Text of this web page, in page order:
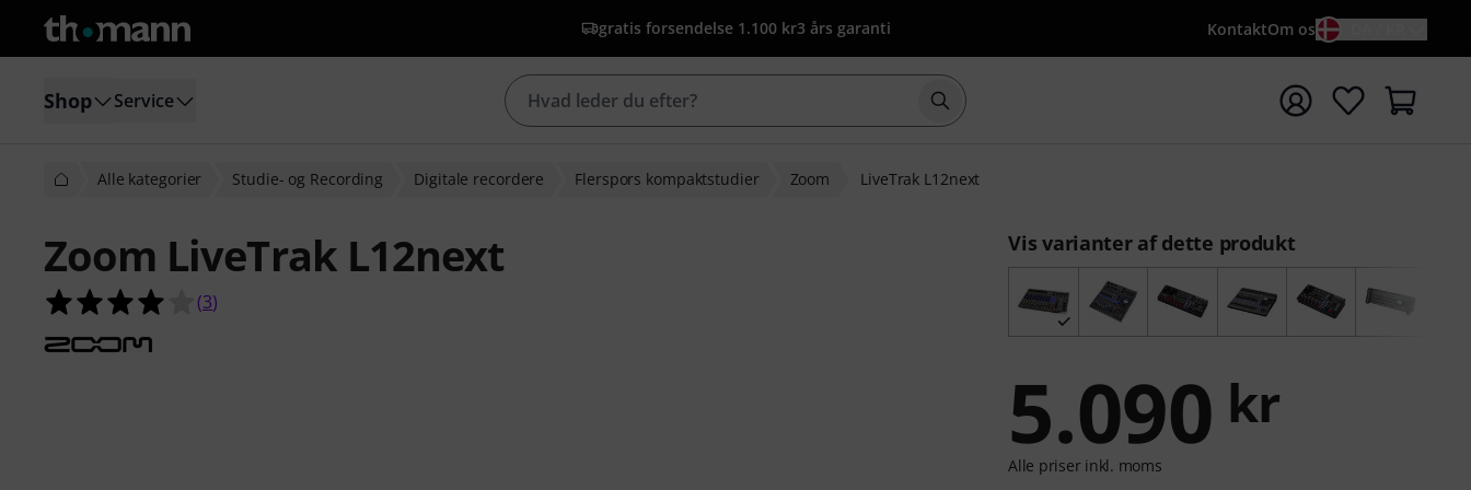
gratis forsendelse 1.100 kr3 års garanti KontaktOm os
Shop Service Start søgning med søgeord {searchTerm}
Alle kategorier Studie- og Recording Digitale recordere Flerspors kompaktstudier Zoom LiveTrak L12next
Zoom LiveTrak L12next
4.0 ud af 5 stjerner fra 3 kundebedømmelser
(3)
Vis varianter af dette produkt
5.090 kr
Alle priser inkl. moms